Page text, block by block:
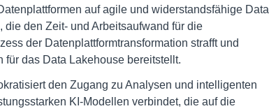
auf agile und widerstandsfähige Data
die den Zeit- und Arbeitsaufwand für die
der Datenplattformtransformation strafft und
das Data Lakehouse bereitstellt.
den Zugang zu Analysen und intelligenten
KI-Modellen verbindet, die auf die